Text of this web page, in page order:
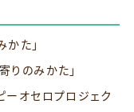
かた」
りのみかた」
ーオセロプロジェク